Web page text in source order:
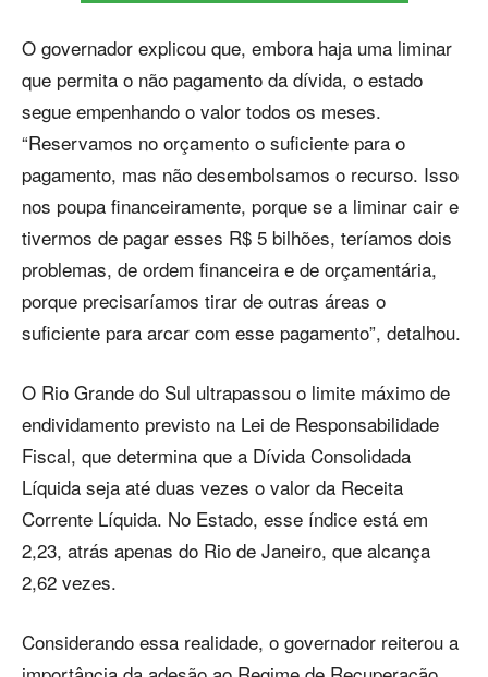
O governador explicou que, embora haja uma liminar
que permita o não pagamento da dívida, o estado
segue empenhando o valor todos os meses.
“Reservamos no orçamento o suficiente para o
pagamento, mas não desembolsamos o recurso. Isso
nos poupa financeiramente, porque se a liminar cair e
tivermos de pagar esses R$ 5 bilhões, teríamos dois
problemas, de ordem financeira e de orçamentária,
porque precisaríamos tirar de outras áreas o
suficiente para arcar com esse pagamento”, detalhou.
O Rio Grande do Sul ultrapassou o limite máximo de
endividamento previsto na Lei de Responsabilidade
Fiscal, que determina que a Dívida Consolidada
Líquida seja até duas vezes o valor da Receita
Corrente Líquida. No Estado, esse índice está em
2,23, atrás apenas do Rio de Janeiro, que alcança
2,62 vezes.
Considerando essa realidade, o governador reiterou a